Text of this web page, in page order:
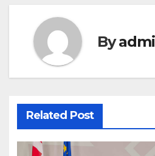
By
Related Post